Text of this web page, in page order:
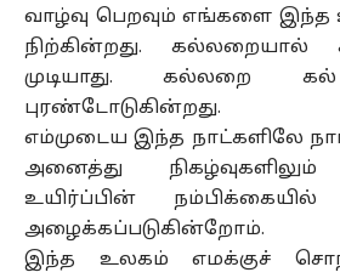
வாழ்வு பெறவும் எங்களை இந்த
நிற்கின்றது. கல்லறையால்
முடியாது. கல்லறை
புரண்டோடுகின்றது.
எம்முடைய இந்த நாட்களிலே
அனைத்து
உயிர்ப்பின்
அழைக்கப்படுகின்றோம்.
இந்த உலகம் எமக்குச்